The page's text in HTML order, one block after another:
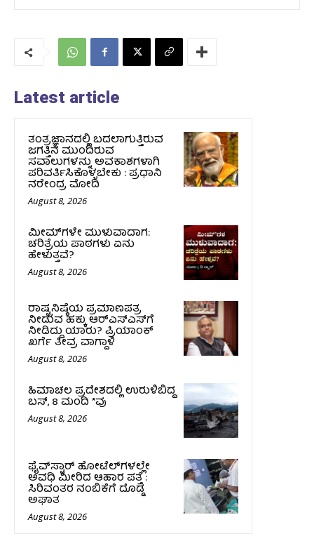
Latest article
ತಂತ್ರಜ್ಞಾನದಲ್ಲಿ ಬದಲಾಗುತ್ತಿರುವ
ಜಗತ್ತಿನ ಮುಂದಿರುವ
ಸವಾಲುಗಳನ್ನು ಅವಕಾಶಗಳಾಗಿ
ಪರಿವರ್ತಿಸಿಕೊಳ್ಳಬೇಕು : ಪ್ರಧಾನಿ
ನರೇಂದ್ರ ಮೋದಿ
August 8, 2026
ಮೀಮ್‌ಗಳೇ ಮುಳುವಾದಾಗ:
ಚರಿತ್ರೆಯ ಪಾಠಗಳು ಏನು
ಹೇಳುತ್ತವೆ?
August 8, 2026
ರಾಷ್ಟ್ರನಿಷ್ಠೆಯ ಪ್ರಮಾಣಪತ್ರ
ನೀಡುವ ಹಕ್ಕು ಆರ್‌ಎಸ್‌ಎಸ್‌ಗೆ
ನೀಡಿದ್ದು ಯಾರು? ಪ್ರಿಯಾಂಕ್
ಖರ್ಗೆ ತೀವ್ರ ವಾಗ್ದಾಳಿ
August 8, 2026
ಹಿಮಾಚಲ ಪ್ರದೇಶದಲ್ಲಿ ಉರುಳಿಬಿದ್ದ
ಬಸ್‌, 8 ಮಂದಿ *ವು
August 8, 2026
ಫೈವ್‌ಸ್ಟಾರ್ ಹೋಟೆಲ್‌ಗಳಲ್ಲೇ
ಅವಧಿ ಮೀರಿದ ಆಹಾರ ಪತ್ತೆ :
ಸಿರಿವಂತರ ನಂಬಿಕೆಗೆ ದೊಡ್ಡ
ಅಘಾತ
August 8, 2026